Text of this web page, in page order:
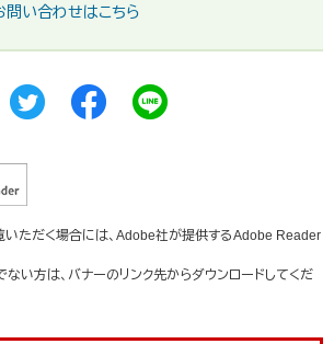
問い合わせはこちら
いただく場合には、Adobe社が提供するAdobe Reader
い方は、バナーのリンク先からダウンロードしてくだ